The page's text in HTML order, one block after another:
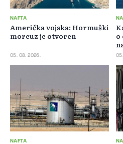
NAFTA
Američka vojska: Hormuški
moreuz je otvoren
05. 08. 2026.
o
NAFTA